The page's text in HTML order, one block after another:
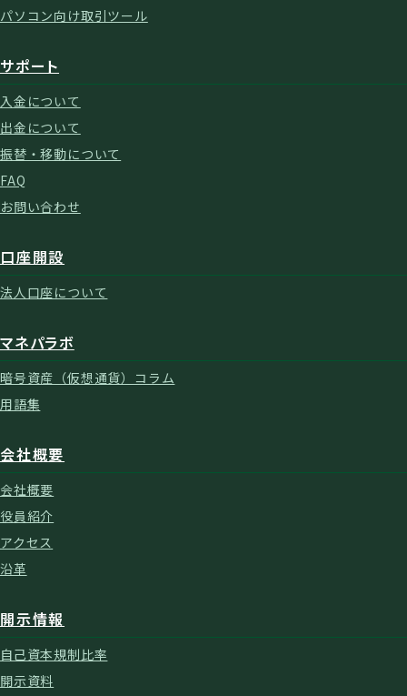
パソコン向け取引ツール
サポート
入金について
出金について
振替・移動について
FAQ
お問い合わせ
口座開設
法人口座について
マネパラボ
暗号資産（仮想通貨）コラム
用語集
会社概要
会社概要
役員紹介
アクセス
沿革
開示情報
自己資本規制比率
開示資料